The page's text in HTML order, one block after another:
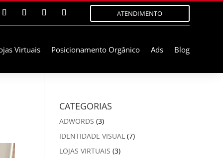
ATENDIMENTO
Virtuais Posicionamento Orgânico Ads Blog
CATEGORIAS
ADWORDS (3)
IDENTIDADE VISUAL (7)
LOJAS VIRTUAIS (3)